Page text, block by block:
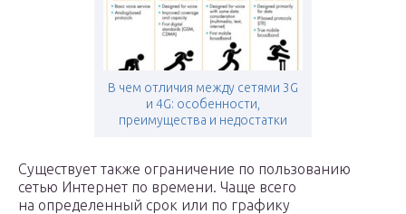
В чем отличия между сетями 3G
и 4G: особенности,
преимущества и недостатки
Существует также ограничение по пользованию
сетью Интернет по времени. Чаще всего
на определенный срок или по графику